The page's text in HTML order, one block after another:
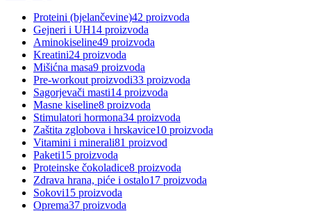
Proteini (bjelančevine)42 proizvoda
Gejneri i UH14 proizvoda
Aminokiseline49 proizvoda
Kreatini24 proizvoda
Mišićna masa9 proizvoda
Pre-workout proizvodi33 proizvoda
Sagorjevači masti14 proizvoda
Masne kiseline8 proizvoda
Stimulatori hormona34 proizvoda
Zaštita zglobova i hrskavice10 proizvoda
Vitamini i minerali81 proizvod
Paketi15 proizvoda
Proteinske čokoladice8 proizvoda
Zdrava hrana, piće i ostalo17 proizvoda
Sokovi15 proizvoda
Oprema37 proizvoda